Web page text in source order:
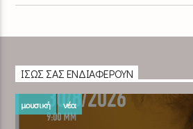
ΊΣΩΣ ΣΑΣ ΕΝΔΙΑΦΈΡΟΥΝ
μουσική νέα